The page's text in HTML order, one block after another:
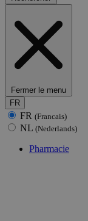
Fermer le menu
FR
FR (Francais)
NL (Nederlands)
Pharmacie